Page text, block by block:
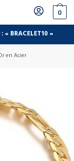
0
« BRACELET10 »
en Acier